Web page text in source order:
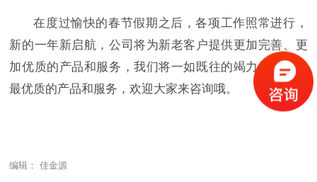
在度过愉快的春节假期之后，各项工作照常进行，
新的一年新启航，公司将为新老客户提供更加完善、更
加优质的产品和服务，我们将一如既往的竭力为您提供
最优质的产品和服务，欢迎大家来咨询哦。
编辑： 佳金源